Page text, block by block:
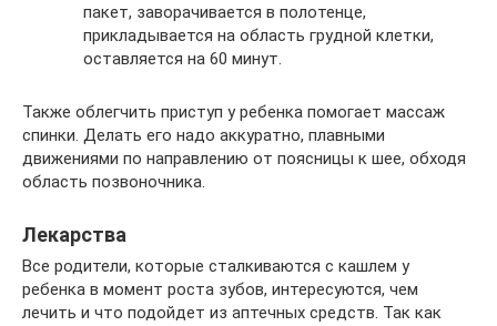
пакет, заворачивается в полотенце,
прикладывается на область грудной клетки,
оставляется на 60 минут.
Также облегчить приступ у ребенка помогает массаж
спинки. Делать его надо аккуратно, плавными
движениями по направлению от поясницы к шее, обходя
область позвоночника.
Лекарства
Все родители, которые сталкиваются с кашлем у
ребенка в момент роста зубов, интересуются, чем
лечить и что подойдет из аптечных средств. Так как